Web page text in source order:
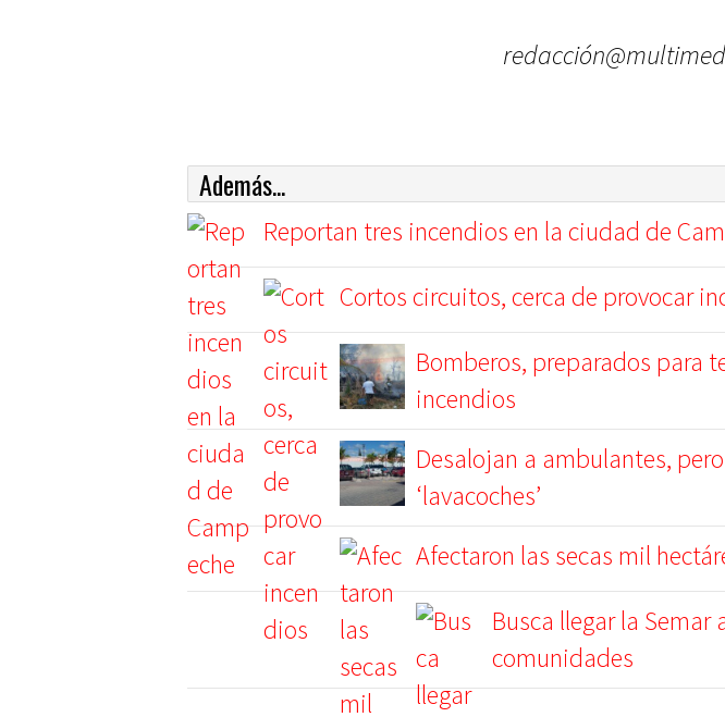
Además...
Reportan tres incendios en la ciudad de
Cortos circuitos, cerca de provocar
Bomberos, preparados para
incendios
Desalojan a ambulantes,
‘lavacoches’
Afectaron las secas mil
Busca llegar la Semar
comunidades